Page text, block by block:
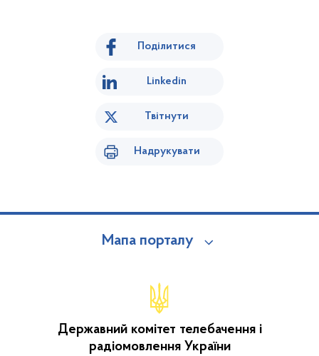
Поділитися
Linkedin
Твітнути
Надрукувати
Мапа порталу
Державний комітет телебачення і
радіомовлення України